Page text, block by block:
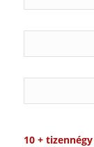
10 + tizennégy